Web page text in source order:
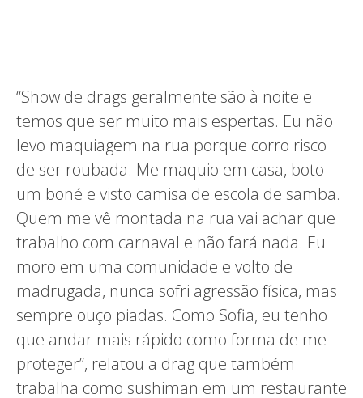
“Show de drags geralmente são à noite e
temos que ser muito mais espertas. Eu não
levo maquiagem na rua porque corro risco
de ser roubada. Me maquio em casa, boto
um boné e visto camisa de escola de samba.
Quem me vê montada na rua vai achar que
trabalho com carnaval e não fará nada. Eu
moro em uma comunidade e volto de
madrugada, nunca sofri agressão física, mas
sempre ouço piadas. Como Sofia, eu tenho
que andar mais rápido como forma de me
proteger”, relatou a drag que também
trabalha como sushiman em um restaurante